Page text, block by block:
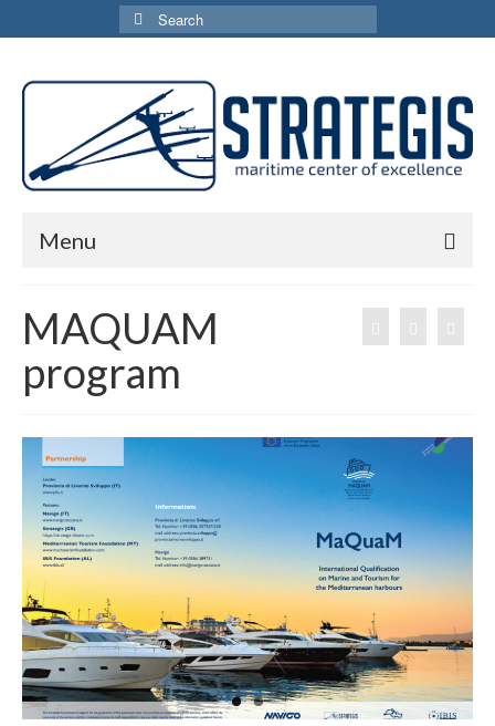
Search
for:
Menu
Services
Network
Activities
MaQuaM project
MaQuam Project GR
MAQUAM program
MarMED project – Erasmus+
MedBAN
MedBAN >
MAQUAM
program